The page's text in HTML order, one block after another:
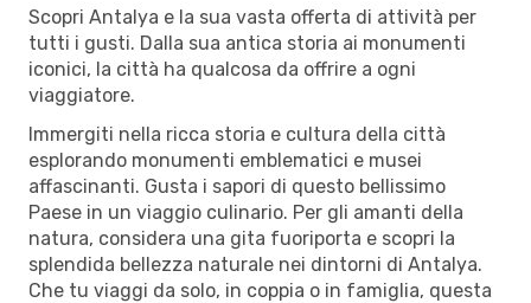
Scopri Antalya e la sua vasta offerta di attività per
tutti i gusti. Dalla sua antica storia ai monumenti
iconici, la città ha qualcosa da offrire a ogni
viaggiatore.
Immergiti nella ricca storia e cultura della città
esplorando monumenti emblematici e musei
affascinanti. Gusta i sapori di questo bellissimo
Paese in un viaggio culinario. Per gli amanti della
natura, considera una gita fuoriporta e scopri la
splendida bellezza naturale nei dintorni di Antalya.
Che tu viaggi da solo, in coppia o in famiglia, questa